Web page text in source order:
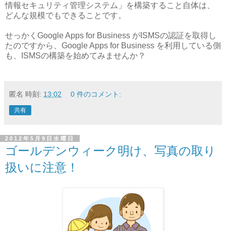
情報セキュリティ管理システム」を構築すること自体は、
どんな規模でもできることです。
せっかくGoogle Apps for Business がISMSの認証を取得し
たのですから、Google Apps for Business を利用している側
も、ISMSの構築を始めてみませんか？
匿名 時刻: 13:02 0 件のコメント:
共有
2012年5月9日水曜日
ゴールデンウィーク明け、写真の取り
扱いに注意！